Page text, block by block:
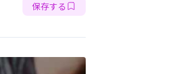
保存する